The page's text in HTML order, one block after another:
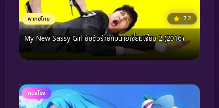
พากย์ไทย 7.2
My New Sassy Girl ยัยตัวร้ายกับนายเจี๋ยมเจี้ยม 2 (2016)
หนังโรง